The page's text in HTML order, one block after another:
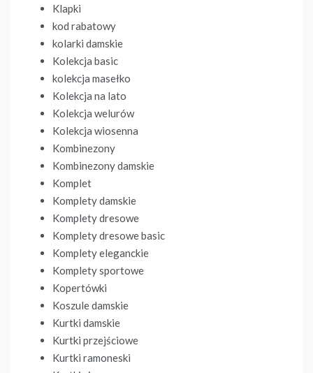
Klapki
kod rabatowy
kolarki damskie
Kolekcja basic
kolekcja masełko
Kolekcja na lato
Kolekcja welurów
Kolekcja wiosenna
Kombinezony
Kombinezony damskie
Komplet
Komplety damskie
Komplety dresowe
Komplety dresowe basic
Komplety eleganckie
Komplety sportowe
Kopertówki
Koszule damskie
Kurtki damskie
Kurtki przejściowe
Kurtki ramoneski